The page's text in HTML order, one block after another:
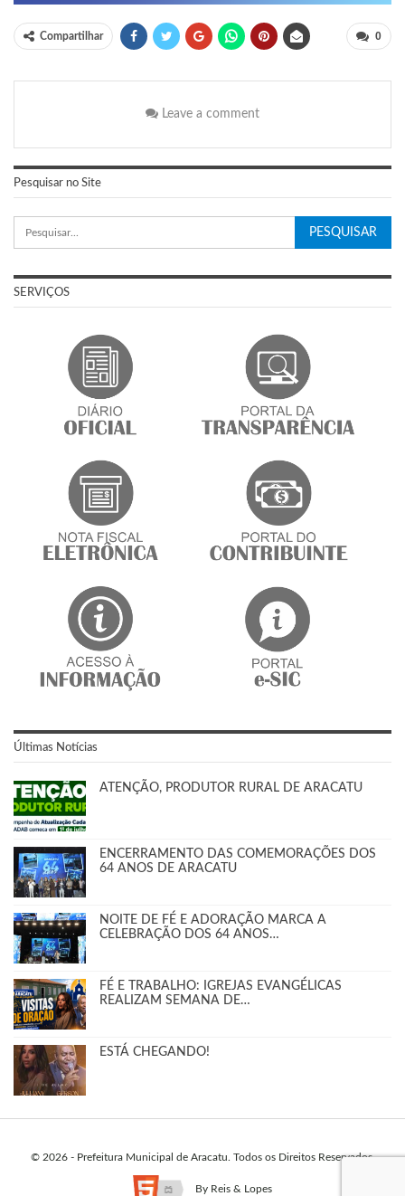
Compartilhar 0
Leave a comment
Pesquisar no Site
SERVIÇOS
Últimas Notícias
ATENÇÃO, PRODUTOR RURAL DE ARACATU
ENCERRAMENTO DAS COMEMORAÇÕES DOS
64 ANOS DE ARACATU
NOITE DE FÉ E ADORAÇÃO MARCA A
CELEBRAÇÃO DOS 64 ANOS…
FÉ E TRABALHO: IGREJAS EVANGÉLICAS
REALIZAM SEMANA DE…
ESTÁ CHEGANDO!
© 2026 - Prefeitura Municipal de Aracatu. Todos os Direitos Reservados.
By Reis & Lopes